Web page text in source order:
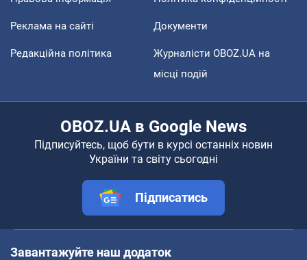
Реклама на сайті Документи
Редакційна політика
Журналісти OBOZ.UA на
місці подій
OBOZ.UA в Google News
Підписуйтесь, щоб бути в курсі останніх новин
України та світу сьогодні
Підписатись
Завантажуйте наш додаток